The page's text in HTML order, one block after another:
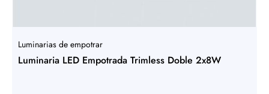
Luminarias de empotrar
Luminaria LED Empotrada Trimless Doble 2x8W